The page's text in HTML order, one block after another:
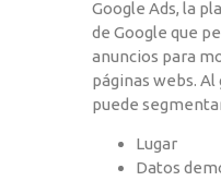
Google Ads, la
de Google que
anuncios para
páginas webs.
puede
Lugar
Datos